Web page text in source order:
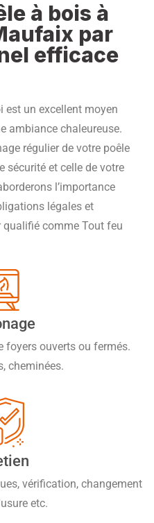
à bois à
par
efficace
est un excellent moyen
ambiance chaleureuse.
régulier de votre poêle
sécurité et celle de votre
l’importance
légales et
comme Tout feu
foyers ouverts ou fermés.
cheminées.
vérification, changement
etc.